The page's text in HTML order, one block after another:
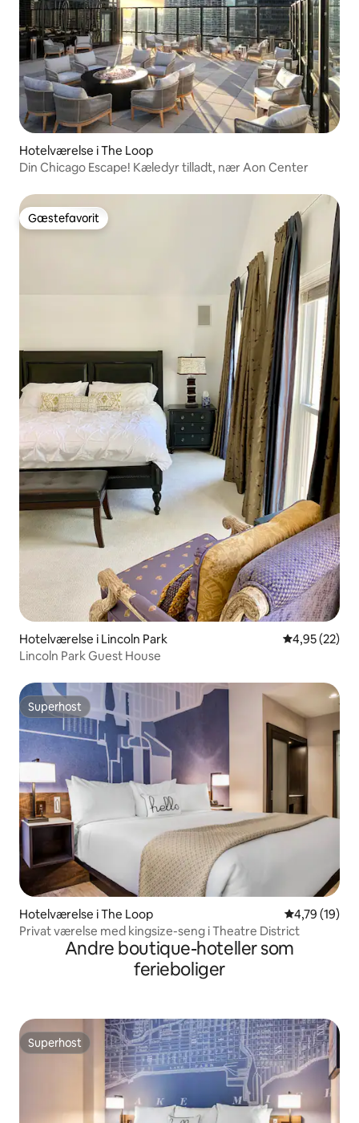
Hotelværelse i The Loop
Din Chicago Escape! Kæledyr tilladt, nær Aon Center
Gæstefavorit
Gæstefavorit
Hotelværelse i Lincoln Park 4,95 ud af 5 i
4,95 (22)
Lincoln Park Guest House
Superhost
Superhost
Hotelværelse i The Loop 4,79 ud af 5
4,79 (19)
Privat værelse med kingsize-seng i Theatre District
Andre boutique-hoteller som
ferieboliger
Superhost
Superhost